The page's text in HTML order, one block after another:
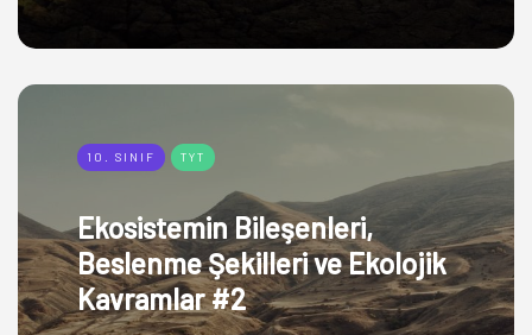
10. SINIF TYT
Ekosistemin Bileşenleri,
Beslenme Şekilleri ve Ekolojik
Kavramlar #2